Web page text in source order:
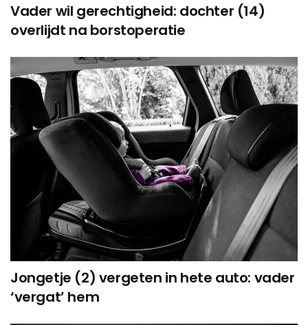
Vader wil gerechtigheid: dochter (14)
overlijdt na borstoperatie
Jongetje (2) vergeten in hete auto: vader
‘vergat’ hem